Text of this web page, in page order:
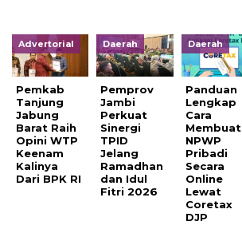
Advertorial
Pemkab
Tanjung
Jabung
Barat Raih
Opini WTP
Keenam
Kalinya
Dari BPK RI
Daerah
Pemprov
Jambi
Perkuat
Sinergi
TPID
Jelang
Ramadhan
dan Idul
Fitri 2026
Daerah
Panduan
Lengkap
Cara
Membuat
NPWP
Pribadi
Secara
Online
Lewat
Coretax
DJP